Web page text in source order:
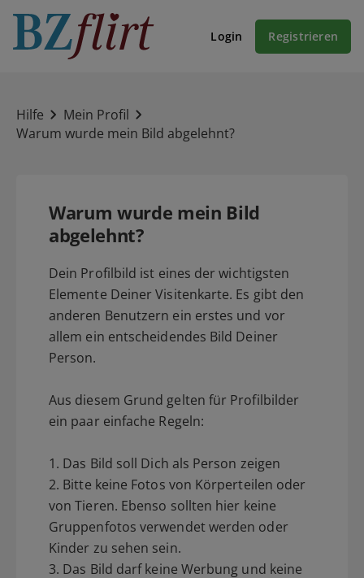
Login Registrieren
Hilfe
Mein Profil
Warum wurde mein Bild abgelehnt?
Warum wurde mein Bild
abgelehnt?
Dein Profilbild ist eines der wichtigsten
Elemente Deiner Visitenkarte. Es gibt den
anderen Benutzern ein erstes und vor
allem ein entscheidendes Bild Deiner
Person.
Aus diesem Grund gelten für Profilbilder
ein paar einfache Regeln:
1. Das Bild soll Dich als Person zeigen
2. Bitte keine Fotos von Körperteilen oder
von Tieren. Ebenso sollten hier keine
Gruppenfotos verwendet werden oder
Kinder zu sehen sein.
3. Das Bild darf keine Werbung und keine